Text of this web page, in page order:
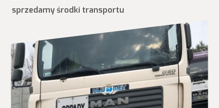
sprzedamy środki transportu